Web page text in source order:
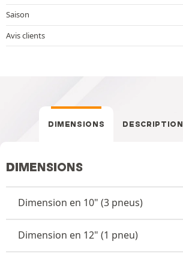
Saison
Avis clients
DIMENSIONS DESCRIPTION
DIMENSIONS
Dimension en 10" (3 pneus)
Dimension en 12" (1 pneu)